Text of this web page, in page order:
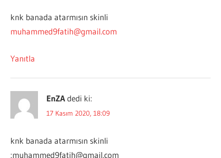
knk banada atarmısın skinli
muhammed9fatih@gmail.com
Yanıtla
EnZA dedi ki:
17 Kasım 2020, 18:09
knk banada atarmısın skinli
:muhammed9fatih@gmail.com